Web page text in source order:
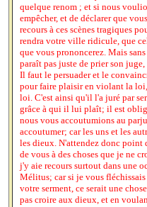
quelque renom ; et si nous
empêcher, et de déclarer que
recours à ces scènes tragiques
rendra votre ville ridicule, que
que vous prononcerez. Mais
paraît pas juste de prier son
Il faut le persuader et le
pour faire plaisir en violant la
loi. C'est ainsi qu'il l'a juré par
grâce à qui il lui plaît; il est
nous vous accoutumions au
accoutumer; car les uns et les
les dieux. N'attendez donc point
de vous à des choses que je ne
j'y aie recours surtout dans une
Mélitus; car si je vous
votre serment, ce serait une
pas croire aux dieux, et en